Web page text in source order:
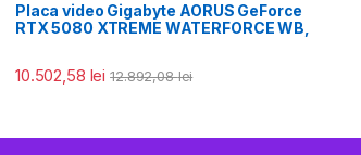
Placa video Gigabyte AORUS GeForce
RTX 5080 XTREME WATERFORCE WB,
10.502,58 lei 12.892,08lei